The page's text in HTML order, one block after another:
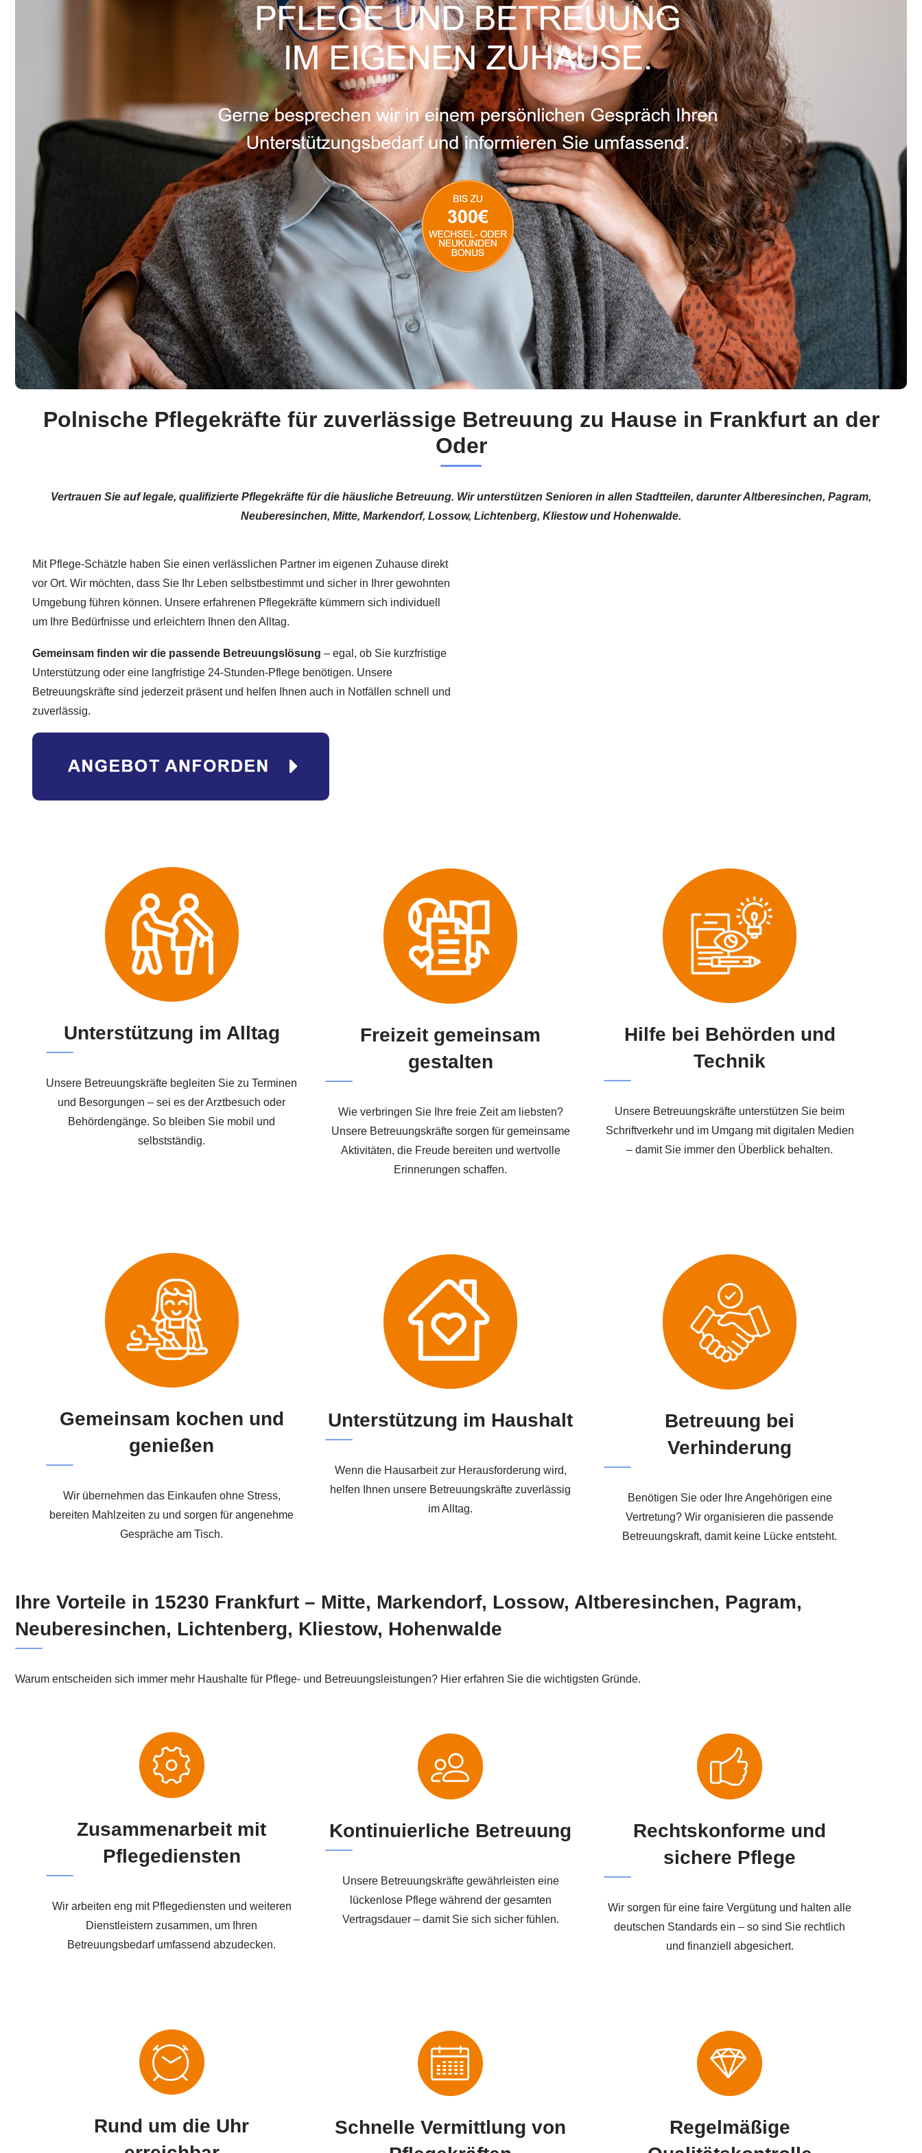
Polnische Pflegekräfte für zuverlässige Betreuung zu Hause in Frankfurt an der
Oder
Vertrauen Sie auf legale, qualifizierte Pflegekräfte für die häusliche Betreuung. Wir unterstützen Senioren in allen Stadtteilen, darunter Altberesinchen, Pagram,
Neuberesinchen, Mitte, Markendorf, Lossow, Lichtenberg, Kliestow und Hohenwalde.
Mit Pflege-Schätzle haben Sie einen verlässlichen Partner im eigenen Zuhause direkt
vor Ort. Wir möchten, dass Sie Ihr Leben selbstbestimmt und sicher in Ihrer gewohnten
Umgebung führen können. Unsere erfahrenen Pflegekräfte kümmern sich individuell
um Ihre Bedürfnisse und erleichtern Ihnen den Alltag.
Gemeinsam finden wir die passende Betreuungslösung – egal, ob Sie kurzfristige
Unterstützung oder eine langfristige 24-Stunden-Pflege benötigen. Unsere
Betreuungskräfte sind jederzeit präsent und helfen Ihnen auch in Notfällen schnell und
zuverlässig.
Unterstützung im Alltag
Unsere Betreuungskräfte begleiten Sie zu Terminen
und Besorgungen – sei es der Arztbesuch oder
Behördengänge. So bleiben Sie mobil und
selbstständig.
Freizeit gemeinsam
gestalten
Wie verbringen Sie Ihre freie Zeit am liebsten?
Unsere Betreuungskräfte sorgen für gemeinsame
Aktivitäten, die Freude bereiten und wertvolle
Erinnerungen schaffen.
Hilfe bei Behörden und
Technik
Unsere Betreuungskräfte unterstützen Sie beim
Schriftverkehr und im Umgang mit digitalen Medien
– damit Sie immer den Überblick behalten.
Gemeinsam kochen und
genießen
Wir übernehmen das Einkaufen ohne Stress,
bereiten Mahlzeiten zu und sorgen für angenehme
Gespräche am Tisch.
Unterstützung im Haushalt
Wenn die Hausarbeit zur Herausforderung wird,
helfen Ihnen unsere Betreuungskräfte zuverlässig
im Alltag.
Betreuung bei
Verhinderung
Benötigen Sie oder Ihre Angehörigen eine
Vertretung? Wir organisieren die passende
Betreuungskraft, damit keine Lücke entsteht.
Ihre Vorteile in 15230 Frankfurt – Mitte, Markendorf, Lossow, Altberesinchen, Pagram,
Neuberesinchen, Lichtenberg, Kliestow, Hohenwalde
Warum entscheiden sich immer mehr Haushalte für Pflege- und Betreuungsleistungen? Hier erfahren Sie die wichtigsten Gründe.
Zusammenarbeit mit
Pflegediensten
Wir arbeiten eng mit Pflegediensten und weiteren
Dienstleistern zusammen, um Ihren
Betreuungsbedarf umfassend abzudecken.
Kontinuierliche Betreuung
Unsere Betreuungskräfte gewährleisten eine
lückenlose Pflege während der gesamten
Vertragsdauer – damit Sie sich sicher fühlen.
Rechtskonforme und
sichere Pflege
Wir sorgen für eine faire Vergütung und halten alle
deutschen Standards ein – so sind Sie rechtlich
und finanziell abgesichert.
Rund um die Uhr
Schnelle Vermittlung von
Regelmäßige